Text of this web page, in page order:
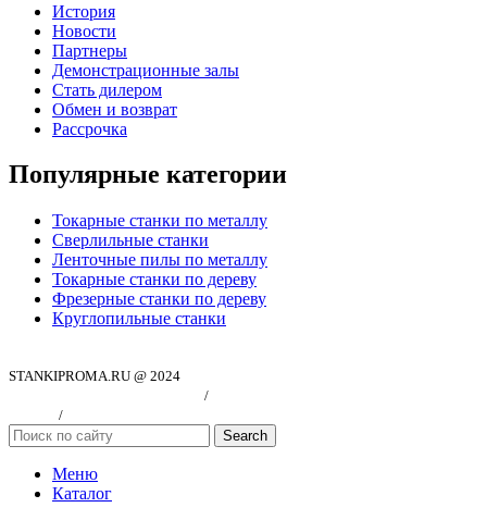
История
Новости
Партнеры
Демонстрационные залы
Стать дилером
Обмен и возврат
Рассрочка
Популярные категории
Токарные станки по металлу
Сверлильные станки
Ленточные пилы по металлу
Токарные станки по дереву
Фрезерные станки по дереву
Круглопильные станки
STANKIPROMA.RU @ 2024
/
/
Search
Меню
Каталог